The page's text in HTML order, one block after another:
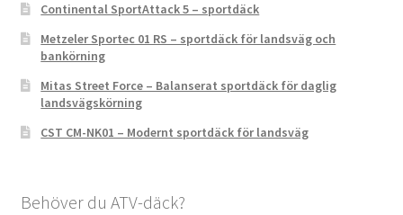
Continental SportAttack 5 – sportdäck
Metzeler Sportec 01 RS – sportdäck för landsväg och
bankörning
Mitas Street Force – Balanserat sportdäck för daglig
landsvägskörning
CST CM-NK01 – Modernt sportdäck för landsväg
Behöver du ATV-däck?